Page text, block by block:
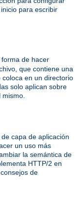
para escribir
de hacer
que contiene una
en un directorio
solo aplican sobre
capa de aplicación
un uso más
la semántica de
HTTP/2 en
de